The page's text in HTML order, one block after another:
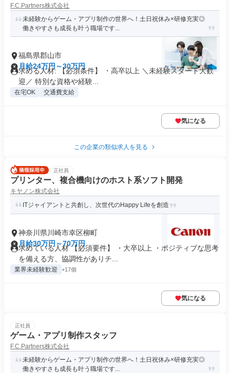
F.C.Partners株式会社
未経験からゲーム・アプリ制作の世界へ！土日祝休み×研修充実◎
働きやすさも成長も叶う職場です...
福島県郡山市
月給24万円～30万円
求める人材: 【必須条件】 ・高卒以上 ＼未経験スタート大歓
迎／ 特別な資格や経験...
在宅OK 交通費支給
気になる
この企業の類似求人を見る
正社員
プリンター、複合機向けのホスト系ソフト開発
キヤノン株式会社
ITジャイアントと共創し、次世代のHappy Lifeを創造
神奈川県川崎市幸区柳町
月給30万円～70万円
求めている人材 【必須要件】 ・大卒以上 ・ポジティブな思考
を備える方、協調性がありチ...
業界未経験歓迎 +17個
気になる
正社員
ゲーム・アプリ制作スタッフ
F.C.Partners株式会社
未経験からゲーム・アプリ制作の世界へ！土日祝休み×研修充実◎
働きやすさも成長も叶う職場です...